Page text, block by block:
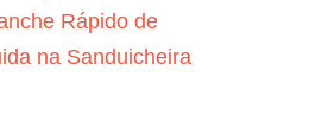
Rápido de
na Sanduicheira